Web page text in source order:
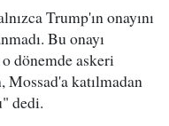
Trump'ın onayını
Bu onayı
dönemde askeri
Mossad'a katılmadan
dedi.